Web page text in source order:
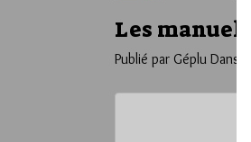
Les
Publié par Géplu Dans